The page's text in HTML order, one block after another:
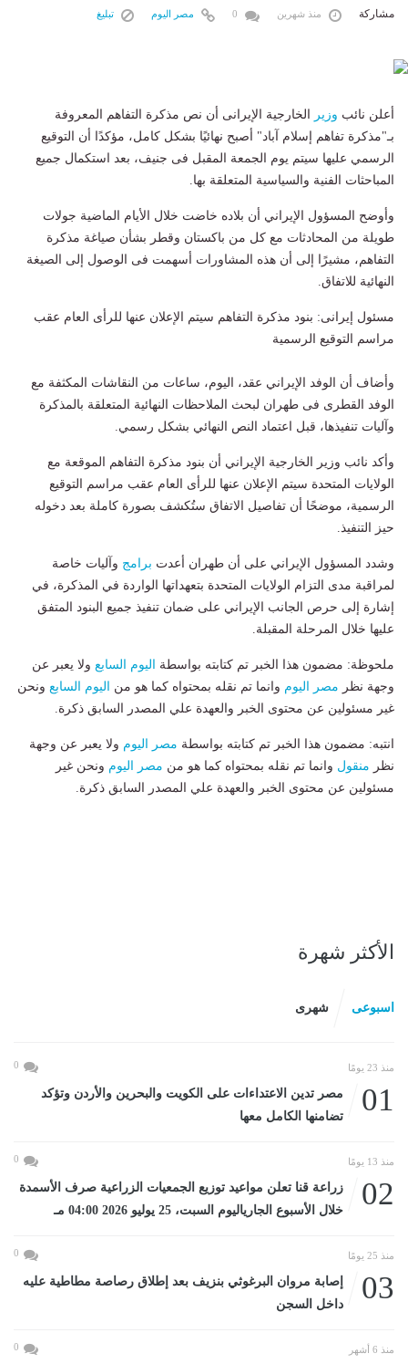
مشاركة منذ شهرين مصر اليوم تبليغ
أعلن نائب وزير
الخارجية الإيرانى أن نص مذكرة التفاهم المعروفة
بـ"مذكرة تفاهم إسلام آباد" أصبح نهائيًا بشكل كامل، مؤكدًا أن التوقيع
الرسمي عليها سيتم يوم الجمعة المقبل فى جنيف، بعد استكمال جميع
المباحثات الفنية والسياسية المتعلقة بها.
وأوضح المسؤول الإيراني أن بلاده خاضت خلال الأيام الماضية جولات
طويلة من المحادثات مع كل من باكستان وقطر بشأن صياغة مذكرة
التفاهم، مشيرًا إلى أن هذه المشاورات أسهمت فى الوصول إلى الصيغة
النهائية للاتفاق.
مسئول إيرانى: بنود مذكرة التفاهم سيتم الإعلان عنها للرأى العام عقب
مراسم التوقيع الرسمية
وأضاف أن الوفد الإيراني عقد، اليوم، ساعات من النقاشات المكثفة مع
الوفد القطرى فى طهران لبحث الملاحظات النهائية المتعلقة بالمذكرة
وآليات تنفيذها، قبل اعتماد النص النهائي بشكل رسمي.
وأكد نائب وزير الخارجية الإيراني أن بنود مذكرة التفاهم الموقعة مع
الولايات المتحدة سيتم الإعلان عنها للرأى العام عقب مراسم التوقيع
الرسمية، موضحًا أن تفاصيل الاتفاق ستُكشف بصورة كاملة بعد دخوله
حيز التنفيذ.
وشدد المسؤول الإيراني على أن طهران أعدت برامج وآليات خاصة
لمراقبة مدى التزام الولايات المتحدة بتعهداتها الواردة في المذكرة، في
إشارة إلى حرص الجانب الإيراني على ضمان تنفيذ جميع البنود المتفق
عليها خلال المرحلة المقبلة.
ملحوظة: مضمون هذا الخبر تم كتابته بواسطة اليوم السابع ولا يعبر عن
وجهة نظر مصر اليوم وانما تم نقله بمحتواه كما هو من اليوم السابع ونحن
غير مسئولين عن محتوى الخبر والعهدة علي المصدر السابق ذكرة.
انتبه: مضمون هذا الخبر تم كتابته بواسطة مصر اليوم ولا يعبر عن وجهة
نظر منقول وانما تم نقله بمحتواه كما هو من مصر اليوم ونحن غير
مسئولين عن محتوى الخبر والعهدة علي المصدر السابق ذكرة.
الأكثر شهرة
اسبوعى شهرى
منذ 23 يومًا 0
01
مصر تدين الاعتداءات على الكويت والبحرين والأردن وتؤكد
تضامنها الكامل معها
منذ 13 يومًا 0
02
زراعة قنا تعلن مواعيد توزيع الجمعيات الزراعية صرف الأسمدة
خلال الأسبوع الجارياليوم السبت، 25 يوليو 2026 04:00 مـ
منذ 25 يومًا 0
03
إصابة مروان البرغوثي بنزيف بعد إطلاق رصاصة مطاطية عليه
داخل السجن
منذ 6 أشهر 0